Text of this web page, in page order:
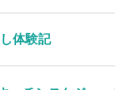
体験記